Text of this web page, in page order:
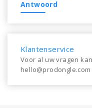
Antwoord
Klantenservice
Voor al uw vragen
hello@prodongle.com